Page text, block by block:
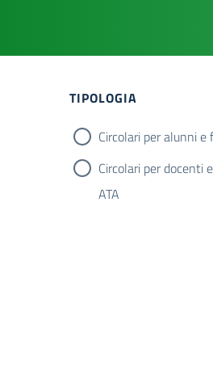
TIPOLOGIA
Circolari per alunni e
Circolari per docenti
ATA